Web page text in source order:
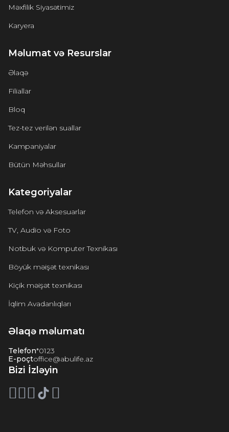
Məxfilik Siyasətimiz
Karyera
Məlumat və Resurslar
Əlaqə
Filiallar
Bloq
Tez-tez verilən suallar
Kampaniyalar
Bütün Məhsullar
Kategoriyalar
Telefon və Aksesuarlar
TV, Audio və Foto
Notbuk və Komputer Texnikası
Böyük məişət texnikası
Kiçik məişət texnikası
İqlim Avadanlıqları
Əlaqə məlumatı
Telefon*0123
E-poçtoffice@abulife.az
Bizi İzləyin